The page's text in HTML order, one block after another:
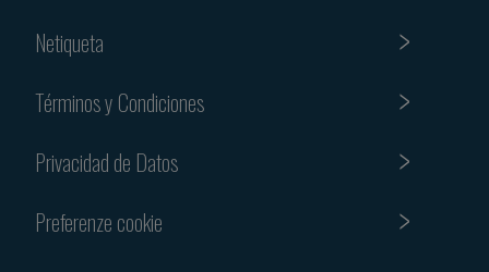
Netiqueta
Términos y Condiciones
Privacidad de Datos
Preferenze cookie